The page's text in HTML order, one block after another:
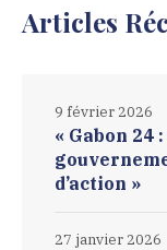
Articles
« Gabon 24
d’action »
9 février 2026
27 janvier 2026